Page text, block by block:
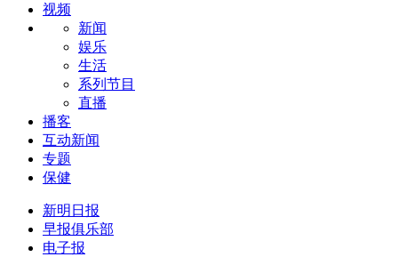
视频
新闻
娱乐
生活
系列节目
直播
播客
互动新闻
专题
保健
新明日报
早报俱乐部
电子报